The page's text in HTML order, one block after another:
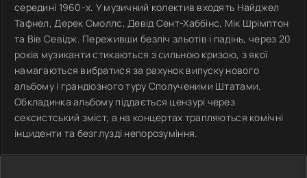
середині 1960-х. У музичний колектив входять Найджел
Тафнел, Дерек Смоллс, Девід Сент-Хаббінс, Мік Шрімптон
та Вів Севідж. Переживши безліч зльотів і падінь, через 20
років музиканти стикаються з сильною кризою, з якої
намагаються вибратися за рахунок випуску нового
альбому і грандіозного туру Сполученими Штатами.
Обкладинка альбому піддається цензурі через
сексистський зміст, а на концертах трапляються комічні
інциденти та безглузді непорозуміння.